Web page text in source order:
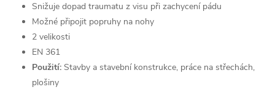
Snižuje dopad traumatu z visu při zachycení pádu
Možné připojit popruhy na nohy
2 velikosti
EN 361
Použití: Stavby a stavební konstrukce, práce na střechách,
plošiny